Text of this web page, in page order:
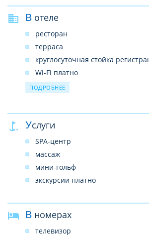
В отеле
ресторан
терраса
круглосуточная стойка
Wi-Fi платно
парковка
прачечная
ПОДРОБНЕЕ
Услуги
SPA-центр
массаж
мини-гольф
экскурсии платно
В номерах
телевизор